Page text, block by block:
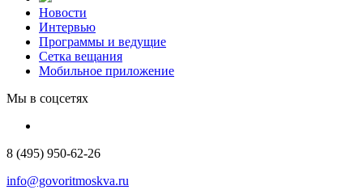
Новости
Интервью
Программы и ведущие
Сетка вещания
Мобильное приложение
Мы в соцсетях
8 (495) 950-62-26
info@govoritmoskva.ru